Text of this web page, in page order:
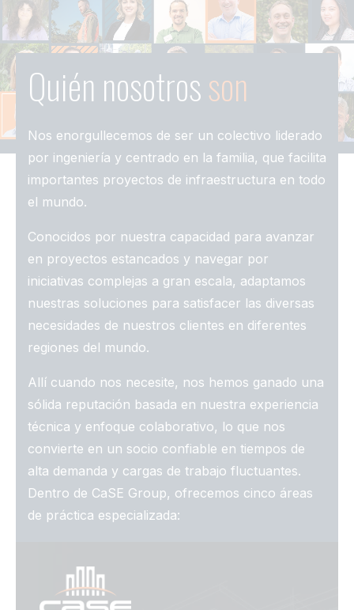
Quién nosotrosson
Nos enorgullecemos de ser un colectivo liderado
por ingeniería y centrado en la familia, que facilita
importantes proyectos de infraestructura en todo
el mundo.
Conocidos por nuestra capacidad para avanzar
en proyectos estancados y navegar por
iniciativas complejas a gran escala, adaptamos
nuestras soluciones para satisfacer las diversas
necesidades de nuestros clientes en diferentes
regiones del mundo.
Allí cuando nos necesite, nos hemos ganado una
sólida reputación basada en nuestra experiencia
técnica y enfoque colaborativo, lo que nos
convierte en un socio confiable en tiempos de
alta demanda y cargas de trabajo fluctuantes.
Dentro de CaSE Group, ofrecemos cinco áreas
de práctica especializada: